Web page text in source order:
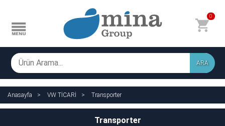
0
ARA
Anasayfa VW TİCARİ Transporter
Transporter